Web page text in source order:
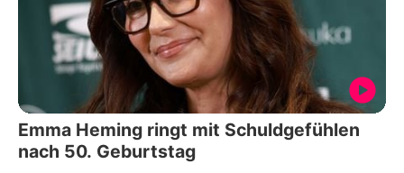
Emma Heming ringt mit Schuldgefühlen
nach 50. Geburtstag